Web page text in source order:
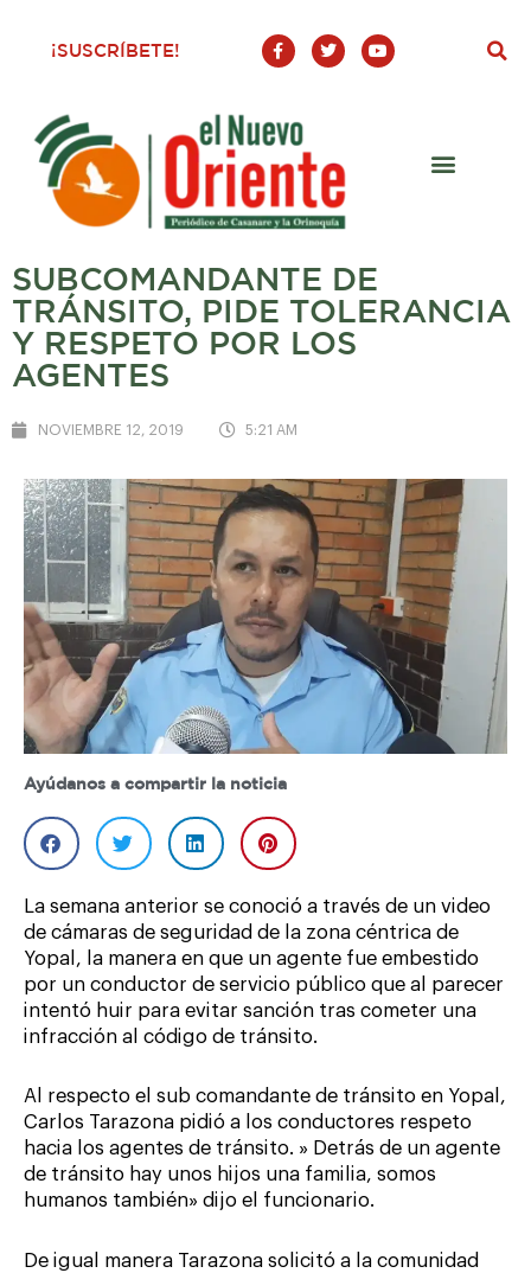
¡SUSCRÍBETE!
F
a
c
o
o
-
T
w
i
Y
o
u
SUBCOMANDANTE DE
TRÁNSITO, PIDE TOLERANCIA
Y RESPETO POR LOS
AGENTES
NOVIEMBRE 12, 2019 5:21 AM
Ayúdanos a compartir la noticia
La semana anterior se conoció a través de un video
de cámaras de seguridad de la zona céntrica de
Yopal, la manera en que un agente fue embestido
por un conductor de servicio público que al parecer
intentó huir para evitar sanción tras cometer una
infracción al código de tránsito.
Al respecto el sub comandante de tránsito en Yopal,
Carlos Tarazona pidió a los conductores respeto
hacia los agentes de tránsito. » Detrás de un agente
de tránsito hay unos hijos una familia, somos
humanos también» dijo el funcionario.
De igual manera Tarazona solicitó a la comunidad